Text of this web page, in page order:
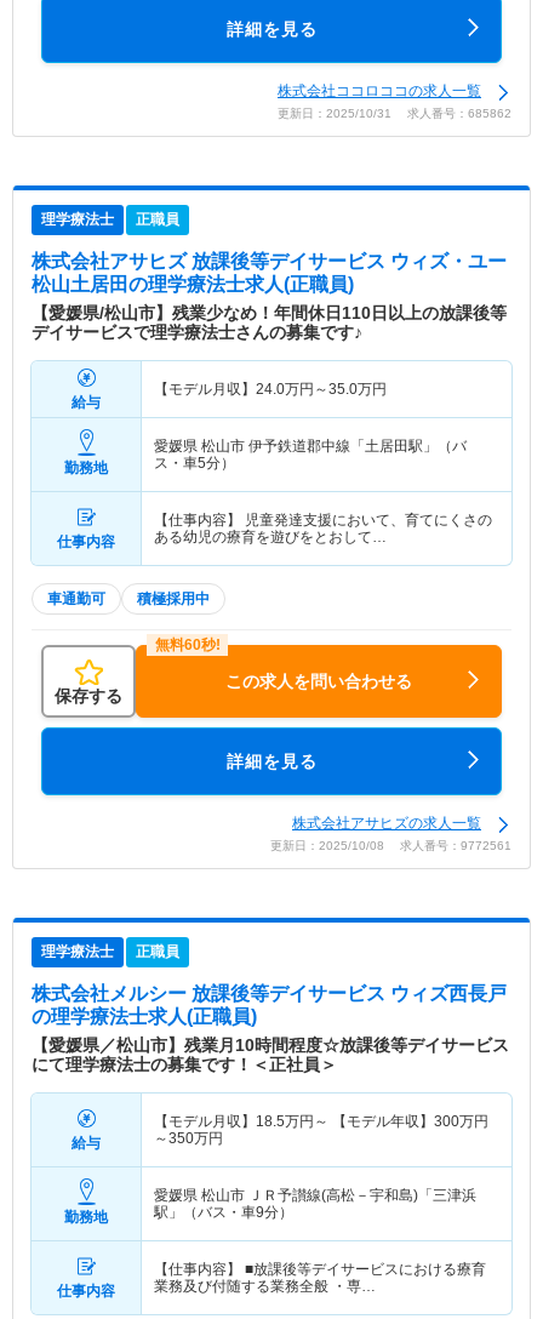
詳細を見る
株式会社ココロココの求人一覧
更新日：2025/10/31 求人番号：685862
理学療法士 正職員
株式会社アサヒズ 放課後等デイサービス ウィズ・ユー
松山土居田の理学療法士求人(正職員)
【愛媛県/松山市】残業少なめ！年間休日110日以上の放課後等
デイサービスで理学療法士さんの募集です♪
給与
【モデル月収】 24.0万円～35.0万円
勤務地
愛媛県 松山市 伊予鉄道郡中線「土居田駅」（バ
ス・車5分）
仕事内容
【仕事内容】 児童発達支援において、育てにくさの
ある幼児の療育を遊びをとおして…
車通勤可 積極採用中
保存する
この求人を問い合わせる
詳細を見る
株式会社アサヒズの求人一覧
更新日：2025/10/08 求人番号：9772561
理学療法士 正職員
株式会社メルシー 放課後等デイサービス ウィズ西長戸
の理学療法士求人(正職員)
【愛媛県／松山市】残業月10時間程度☆放課後等デイサービス
にて理学療法士の募集です！＜正社員＞
給与
【モデル月収】 18.5万円～ 【モデル年収】 300万円
～350万円
勤務地
愛媛県 松山市 ＪＲ予讃線(高松－宇和島)「三津浜
駅」（バス・車9分）
仕事内容
【仕事内容】 ■放課後等デイサービスにおける療育
業務及び付随する業務全般 ・専…